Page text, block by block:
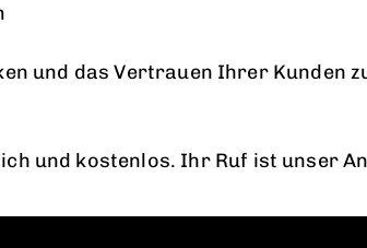
und das Vertrauen Ihrer Kunden
und kostenlos. Ihr Ruf ist unser